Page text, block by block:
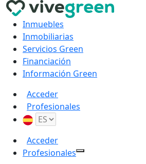
Inmuebles
Inmobiliarias
Servicios Green
Financiación
Información Green
Acceder
Profesionales
Acceder
Profesionales